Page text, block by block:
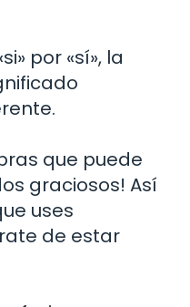
por «sí», la
que puede
graciosos! Así
uses
de estar